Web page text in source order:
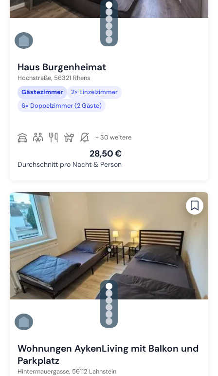
gallery.slide_selector
Zu Slide 1 wechseln
Zu Slide 2 wechseln
Zu Slide 3 wechseln
Zu Slide 4 wechseln
Zu Slide 5 wechseln
Zu Slide 6 wechseln
Haus Burgenheimat
Hochstraße, 56321 Rhens
Gästezimmer
2× Einzelzimmer
6× Doppelzimmer (2 Gäste)
+ 30 weitere
28,50 €
Durchschnitt pro Nacht & Person
gallery.slide_selector
Zu Slide 1 wechseln
Zu Slide 2 wechseln
Zu Slide 3 wechseln
Zu Slide 4 wechseln
Zu Slide 5 wechseln
Zu Slide 6 wechseln
Wohnungen AykenLiving mit Balkon und
Parkplatz
Hintermauergasse, 56112 Lahnstein